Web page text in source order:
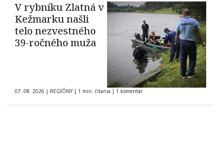
V rybníku Zlatná v
Kežmarku našli
telo nezvestného
39-ročného muža
07. 08. 2026 | REGIÓNY | 1 min. čítania | 1 komentár